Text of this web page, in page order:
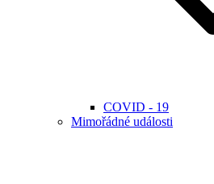
COVID - 19
Mimořádné události